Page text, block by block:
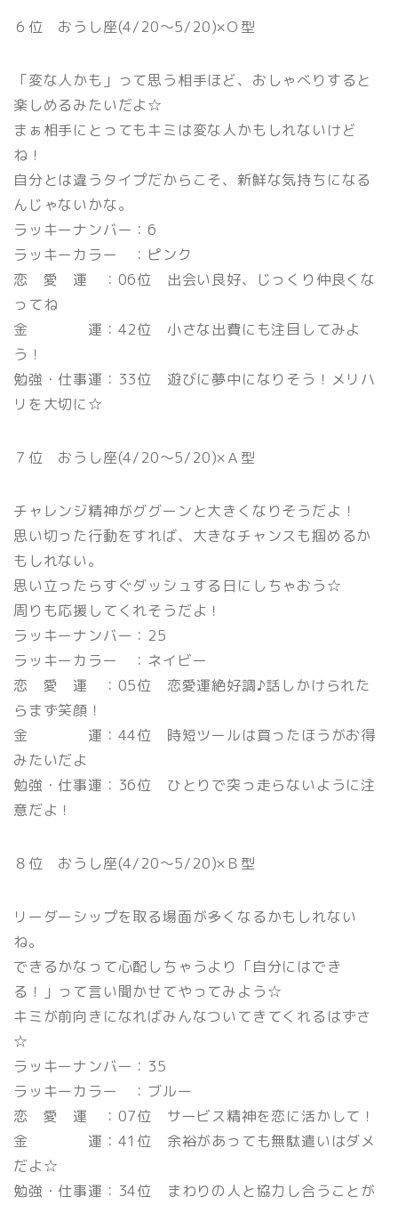
６位 おうし座(4/20〜5/20)×Ｏ型
「変な人かも」って思う相手ほど、おしゃべりすると
楽しめるみたいだよ☆
まぁ相手にとってもキミは変な人かもしれないけど
ね！
自分とは違うタイプだからこそ、新鮮な気持ちになる
んじゃないかな。
ラッキーナンバー：6
ラッキーカラー ：ピンク
恋 愛 運 ：06位 出会い良好、じっくり仲良くな
ってね
金 運：42位 小さな出費にも注目してみよ
う！
勉強・仕事運：33位 遊びに夢中になりそう！メリハ
リを大切に☆
７位 おうし座(4/20〜5/20)×Ａ型
チャレンジ精神がググーンと大きくなりそうだよ！
思い切った行動をすれば、大きなチャンスも掴めるか
もしれない。
思い立ったらすぐダッシュする日にしちゃおう☆
周りも応援してくれそうだよ！
ラッキーナンバー：25
ラッキーカラー ：ネイビー
恋 愛 運 ：05位 恋愛運絶好調♪話しかけられた
らまず笑顔！
金 運：44位 時短ツールは買ったほうがお得
みたいだよ
勉強・仕事運：36位 ひとりで突っ走らないように注
意だよ！
８位 おうし座(4/20〜5/20)×Ｂ型
リーダーシップを取る場面が多くなるかもしれない
ね。
できるかなって心配しちゃうより「自分にはでき
る！」って言い聞かせてやってみよう☆
キミが前向きになればみんなついてきてくれるはずさ
☆
ラッキーナンバー：35
ラッキーカラー ：ブルー
恋 愛 運 ：07位 サービス精神を恋に活かして！
金 運：41位 余裕があっても無駄遣いはダメ
だよ☆
勉強・仕事運：34位 まわりの人と協力し合うことが